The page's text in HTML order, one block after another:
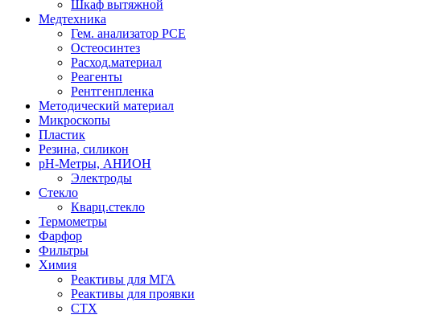
Шкаф вытяжной
Медтехника
Гем. анализатор РСЕ
Остеосинтез
Расход.материал
Реагенты
Рентгенпленка
Методический материал
Микроскопы
Пластик
Резина, силикон
рН-Метры, АНИОН
Электроды
Стекло
Кварц.стекло
Термометры
Фарфор
Фильтры
Химия
Реактивы для МГА
Реактивы для проявки
СТХ